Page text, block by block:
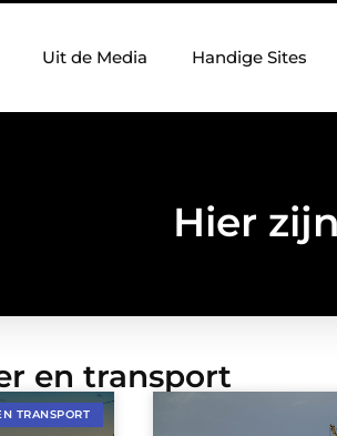
Uit de Media Handige Sites
Hier
en transport
TRANSPORT